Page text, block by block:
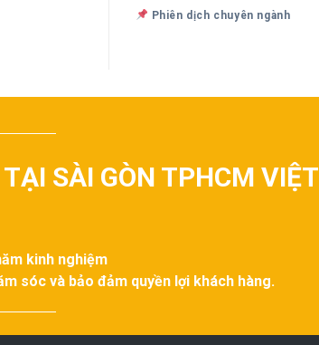
Phiên dịch chuyên ngành
SÀI GÒN TPHCM VIỆT
kinh nghiệm
sóc và bảo đảm quyền lợi khách hàng.